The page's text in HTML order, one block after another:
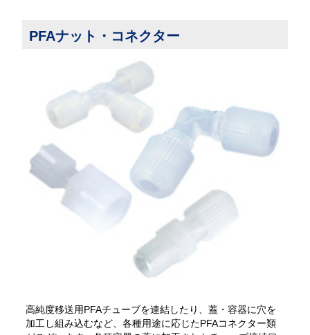
PFAナット・コネクター
高純度移送用PFAチューブを連結したり、蓋・容器に穴を
加工し組み込むなど、各種用途に応じたPFAコネクター類